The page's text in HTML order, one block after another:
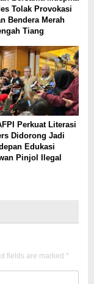
Tolak Provokasi
Bendera Merah
Tiang
Perkuat Literasi
Didorong Jadi
Edukasi
Pinjol Ilegal
fields are marked *